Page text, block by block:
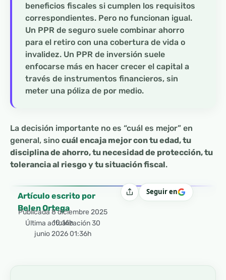
beneficios fiscales si cumplen los requisitos
correspondientes. Pero no funcionan igual.
Un PPR de seguro suele combinar ahorro
para el retiro con una cobertura de vida o
invalidez. Un PPR de inversión suele
enfocarse más en hacer crecer el capital a
través de instrumentos financieros, sin
meter una póliza de por medio.
La decisión importante no es “cuál es mejor” en
general, sino cuál encaja mejor con tu edad, tu
disciplina de ahorro, tu necesidad de protección, tu
tolerancia al riesgo y tu situación fiscal.
Artículo escrito por
Belen Ortega
Publicada8 diciembre 2025
10:16h
Última actualización 30
junio 2026 01:36h
CompartirSeguir en